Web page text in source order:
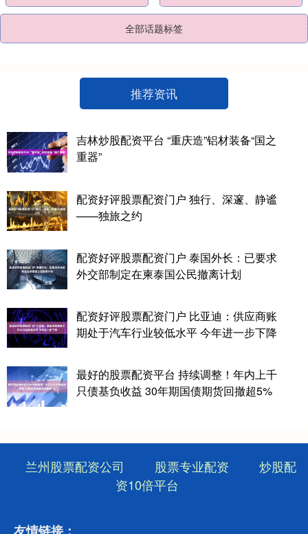
全部话题标签
推荐资讯
吉林炒股配资平台 “重庆造”铝材装备“国之
重器”
配资好评股票配资门户 独行、深邃、静谧
——独旅之约
配资好评股票配资门户 泰国外长：已要求
外交部制定在柬泰国公民撤离计划
配资好评股票配资门户 比亚迪：供应商账
期处于汽车行业较低水平 今年进一步下降
最好的股票配资平台 持续调整！年内上千
只债基负收益 30年期国债期货回撤超5%
兰州股票配资公司 股票专业配资
炒股配
资10倍平台